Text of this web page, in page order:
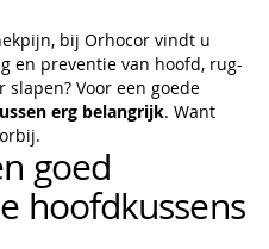
bij Orhocor vindt u
en preventie van hoofd, rug-
Voor een goede
erg belangrijk. Want
goed
hoofdkussens